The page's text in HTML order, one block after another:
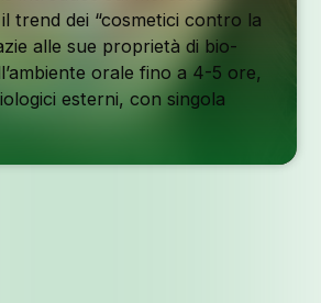
trend dei “cosmetici contro la
alle sue proprietà di bio-
orale fino a 4-5 ore,
esterni, con singola